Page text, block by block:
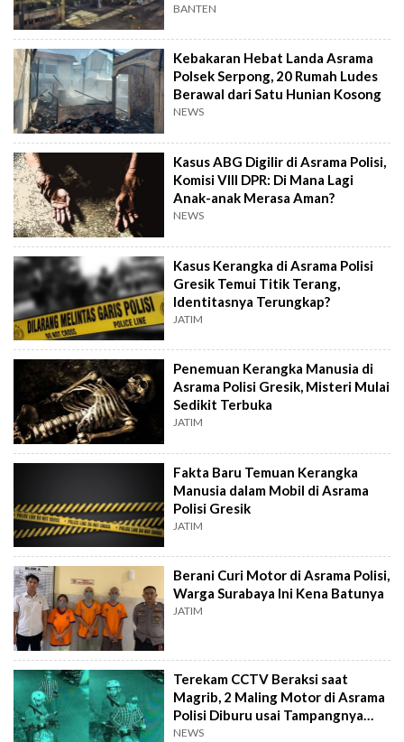
BANTEN
Kebakaran Hebat Landa Asrama
Polsek Serpong, 20 Rumah Ludes
Berawal dari Satu Hunian Kosong
NEWS
Kasus ABG Digilir di Asrama Polisi,
Komisi VIII DPR: Di Mana Lagi
Anak-anak Merasa Aman?
NEWS
Kasus Kerangka di Asrama Polisi
Gresik Temui Titik Terang,
Identitasnya Terungkap?
JATIM
Penemuan Kerangka Manusia di
Asrama Polisi Gresik, Misteri Mulai
Sedikit Terbuka
JATIM
Fakta Baru Temuan Kerangka
Manusia dalam Mobil di Asrama
Polisi Gresik
JATIM
Berani Curi Motor di Asrama Polisi,
Warga Surabaya Ini Kena Batunya
JATIM
Terekam CCTV Beraksi saat
Magrib, 2 Maling Motor di Asrama
Polisi Diburu usai Tampangnya
Viral!
NEWS